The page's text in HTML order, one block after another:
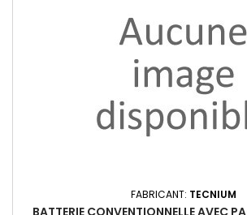
FABRICANT: TECNIUM
BATTERIE CONVENTIONNELLE AVEC